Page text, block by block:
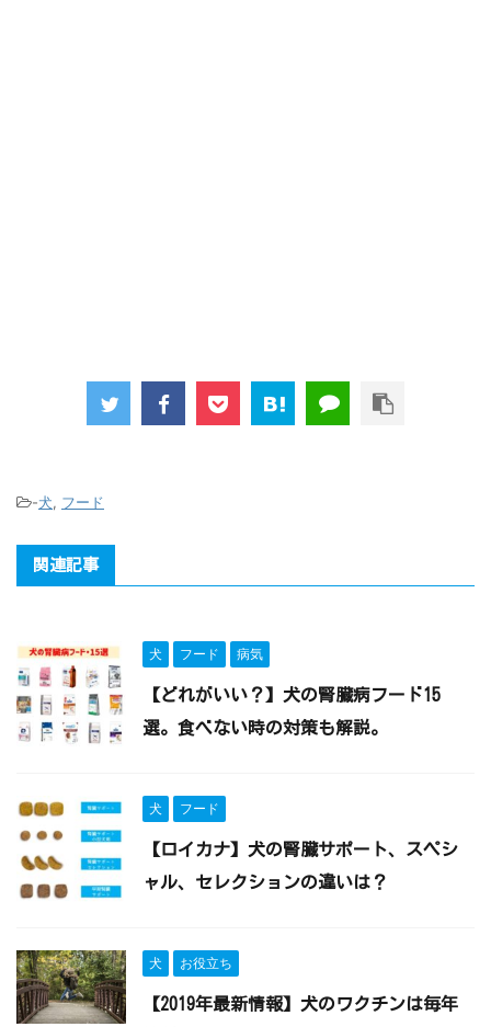
-犬, フード
関連記事
犬 フード 病気
【どれがいい？】犬の腎臓病フード15
選。食べない時の対策も解説。
犬 フード
【ロイカナ】犬の腎臓サポート、スペシ
ャル、セレクションの違いは？
犬 お役立ち
【2019年最新情報】犬のワクチンは毎年